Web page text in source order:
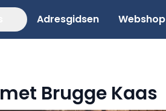
Adresgidsen Webshop
Brugge Kaas